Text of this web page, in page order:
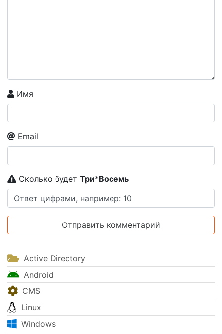
Имя
Email
Сколько будет Tpи*Boceмь
Active Directory
Android
CMS
Linux
Windows